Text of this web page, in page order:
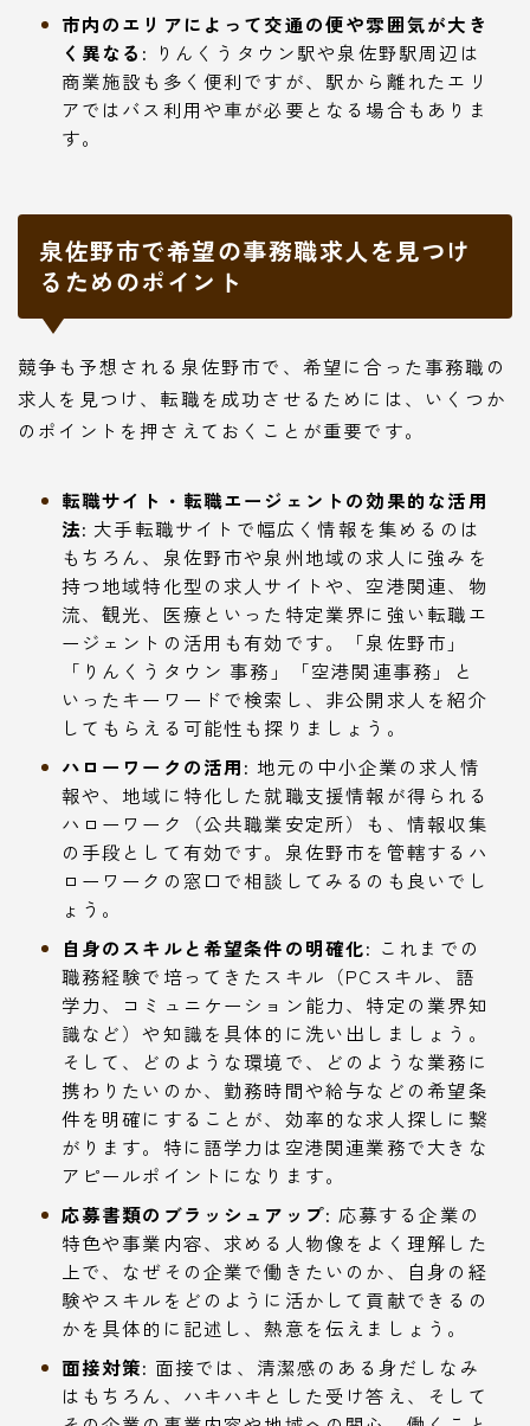
市内のエリアによって交通の便や雰囲気が大き
く異なる: りんくうタウン駅や泉佐野駅周辺は
商業施設も多く便利ですが、駅から離れたエリ
アではバス利用や車が必要となる場合もありま
す。
泉佐野市で希望の事務職求人を見つけ
るためのポイント
競争も予想される泉佐野市で、希望に合った事務職の
求人を見つけ、転職を成功させるためには、いくつか
のポイントを押さえておくことが重要です。
転職サイト・転職エージェントの効果的な活用
法: 大手転職サイトで幅広く情報を集めるのは
もちろん、泉佐野市や泉州地域の求人に強みを
持つ地域特化型の求人サイトや、空港関連、物
流、観光、医療といった特定業界に強い転職エ
ージェントの活用も有効です。「泉佐野市」
「りんくうタウン 事務」「空港関連事務」と
いったキーワードで検索し、非公開求人を紹介
してもらえる可能性も探りましょう。
ハローワークの活用: 地元の中小企業の求人情
報や、地域に特化した就職支援情報が得られる
ハローワーク（公共職業安定所）も、情報収集
の手段として有効です。泉佐野市を管轄するハ
ローワークの窓口で相談してみるのも良いでし
ょう。
自身のスキルと希望条件の明確化: これまでの
職務経験で培ってきたスキル（PCスキル、語
学力、コミュニケーション能力、特定の業界知
識など）や知識を具体的に洗い出しましょう。
そして、どのような環境で、どのような業務に
携わりたいのか、勤務時間や給与などの希望条
件を明確にすることが、効率的な求人探しに繋
がります。特に語学力は空港関連業務で大きな
アピールポイントになります。
応募書類のブラッシュアップ: 応募する企業の
特色や事業内容、求める人物像をよく理解した
上で、なぜその企業で働きたいのか、自身の経
験やスキルをどのように活かして貢献できるの
かを具体的に記述し、熱意を伝えましょう。
面接対策: 面接では、清潔感のある身だしなみ
はもちろん、ハキハキとした受け答え、そして